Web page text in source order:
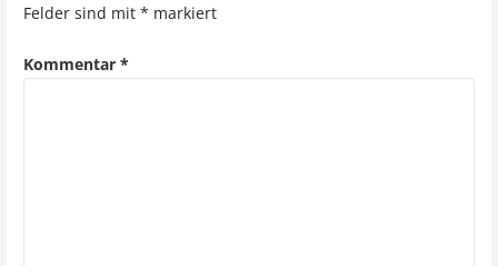
a
Felder sind mit * markiert
Kommentar *